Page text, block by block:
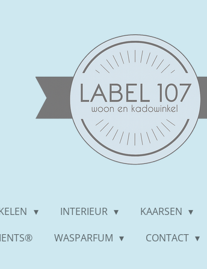
INTERIEUR KAARSEN
WASPARFUM CONTACT